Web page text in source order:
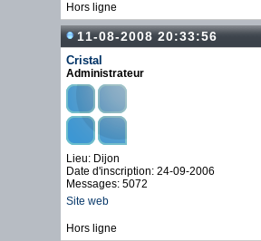
Hors ligne
11-08-2008 20:33:56
Cristal
Administrateur
Lieu: Dijon
Date d'inscription: 24-09-2006
Messages: 5072
Site web
Hors ligne